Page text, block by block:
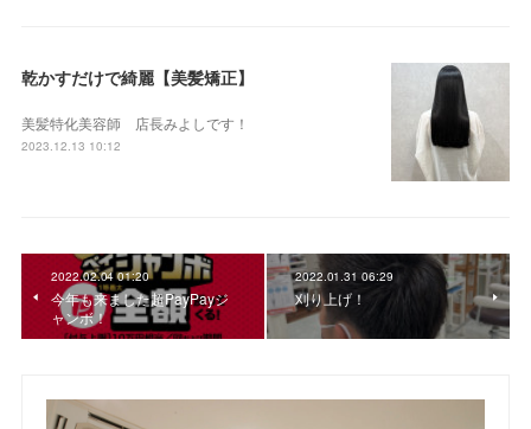
乾かすだけで綺麗【美髪矯正】
美髪特化美容師 店長みよしです！
2023.12.13 10:12
2022.02.04 01:20
今年も来ました超PayPayジ
ャンボ！
2022.01.31 06:29
刈り上げ！